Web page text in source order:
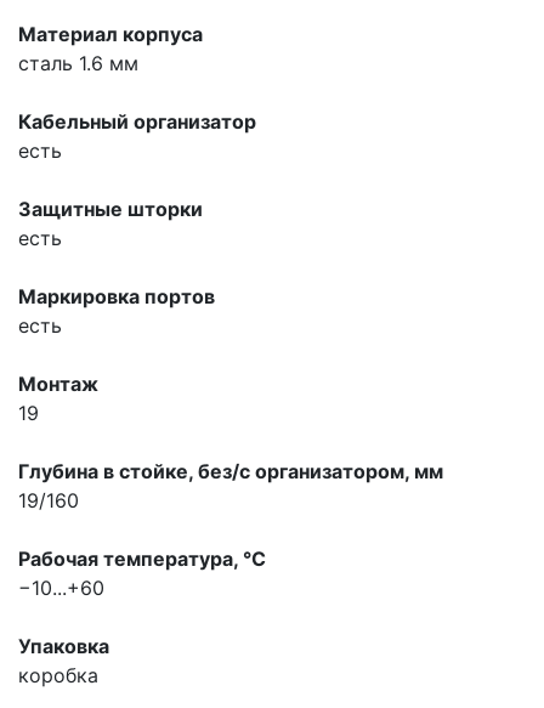
Материал корпуса
сталь 1.6 мм
Кабельный организатор
есть
Защитные шторки
есть
Маркировка портов
есть
Монтаж
19
Глубина в стойке, без/с организатором, мм
19/160
Рабочая температура, °С
−10...+60
Упаковка
коробка